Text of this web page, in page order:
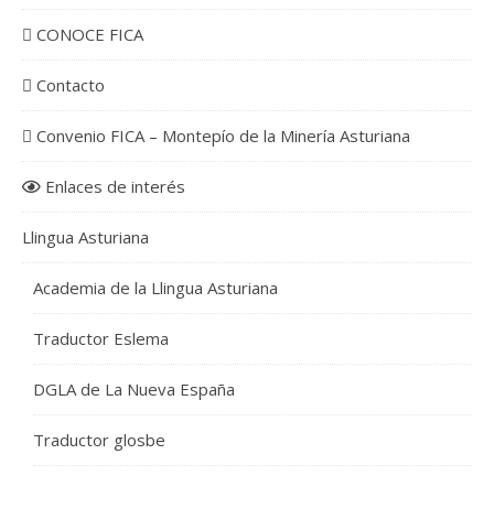
CONOCE FICA
Contacto
Convenio FICA – Montepío de la Minería Asturiana
Enlaces de interés
Llingua Asturiana
Academia de la Llingua Asturiana
Traductor Eslema
DGLA de La Nueva España
Traductor glosbe